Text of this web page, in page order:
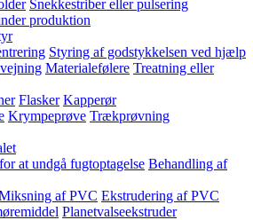
Snekkestriber eller pulsering
produktion
Styring af godstykkelsen ved hjælp
Materialefølere Treatning eller
Flasker Kapperør
Krympeprøve Trækprøvning
at undgå fugtoptagelse Behandling af
af PVC Ekstrudering af PVC
Planetvalseekstruder